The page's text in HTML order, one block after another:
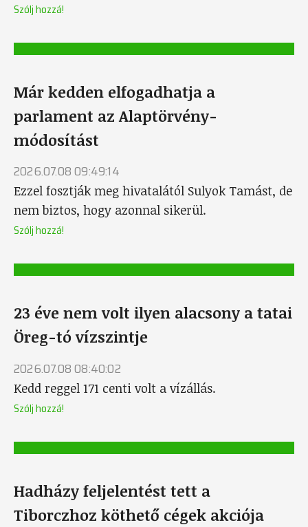
Szólj hozzá!
Már kedden elfogadhatja a
parlament az Alaptörvény-
módosítást
2026.07.08 09:49:14
Ezzel fosztják meg hivatalától Sulyok Tamást, de
nem biztos, hogy azonnal sikerül.
Szólj hozzá!
23 éve nem volt ilyen alacsony a tatai
Öreg-tó vízszintje
2026.07.08 08:40:02
Kedd reggel 171 centi volt a vízállás.
Szólj hozzá!
Hadházy feljelentést tett a
Tiborczhoz köthető cégek akciója